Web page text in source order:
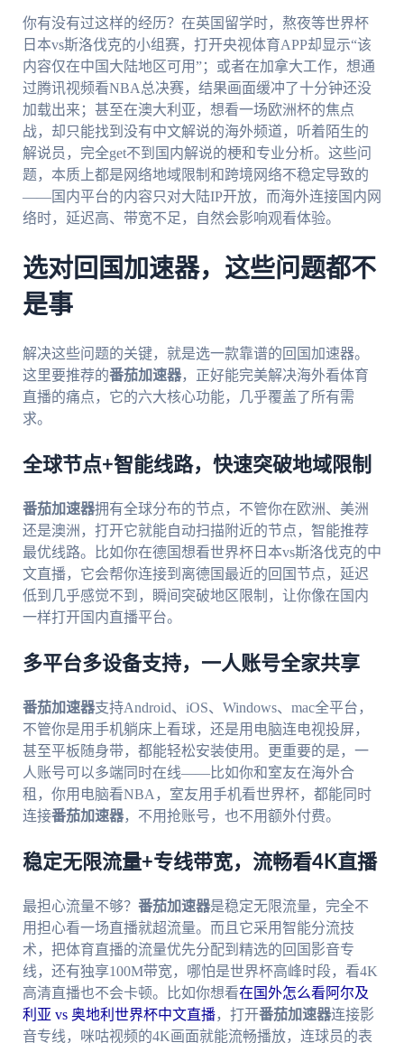
你有没有过这样的经历？在英国留学时，熬夜等世界杯
日本vs斯洛伐克的小组赛，打开央视体育APP却显示“该
内容仅在中国大陆地区可用”；或者在加拿大工作，想通
过腾讯视频看NBA总决赛，结果画面缓冲了十分钟还没
加载出来；甚至在澳大利亚，想看一场欧洲杯的焦点
战，却只能找到没有中文解说的海外频道，听着陌生的
解说员，完全get不到国内解说的梗和专业分析。这些问
题，本质上都是网络地域限制和跨境网络不稳定导致的
——国内平台的内容只对大陆IP开放，而海外连接国内网
络时，延迟高、带宽不足，自然会影响观看体验。
选对回国加速器，这些问题都不
是事
解决这些问题的关键，就是选一款靠谱的回国加速器。
这里要推荐的番茄加速器，正好能完美解决海外看体育
直播的痛点，它的六大核心功能，几乎覆盖了所有需
求。
全球节点+智能线路，快速突破地域限制
番茄加速器拥有全球分布的节点，不管你在欧洲、美洲
还是澳洲，打开它就能自动扫描附近的节点，智能推荐
最优线路。比如你在德国想看世界杯日本vs斯洛伐克的中
文直播，它会帮你连接到离德国最近的回国节点，延迟
低到几乎感觉不到，瞬间突破地区限制，让你像在国内
一样打开国内直播平台。
多平台多设备支持，一人账号全家共享
番茄加速器支持Android、iOS、Windows、mac全平台，
不管你是用手机躺床上看球，还是用电脑连电视投屏，
甚至平板随身带，都能轻松安装使用。更重要的是，一
人账号可以多端同时在线——比如你和室友在海外合
租，你用电脑看NBA，室友用手机看世界杯，都能同时
连接番茄加速器，不用抢账号，也不用额外付费。
稳定无限流量+专线带宽，流畅看4K直播
最担心流量不够？ 番茄加速器是稳定无限流量，完全不
用担心看一场直播就超流量。而且它采用智能分流技
术，把体育直播的流量优先分配到精选的回国影音专
线，还有独享100M带宽，哪怕是世界杯高峰时段，看4K
高清直播也不会卡顿。比如你想看在国外怎么看阿尔及
利亚 vs 奥地利世界杯中文直播，打开番茄加速器连接影
音专线，咪咕视频的4K画面就能流畅播放，连球员的表